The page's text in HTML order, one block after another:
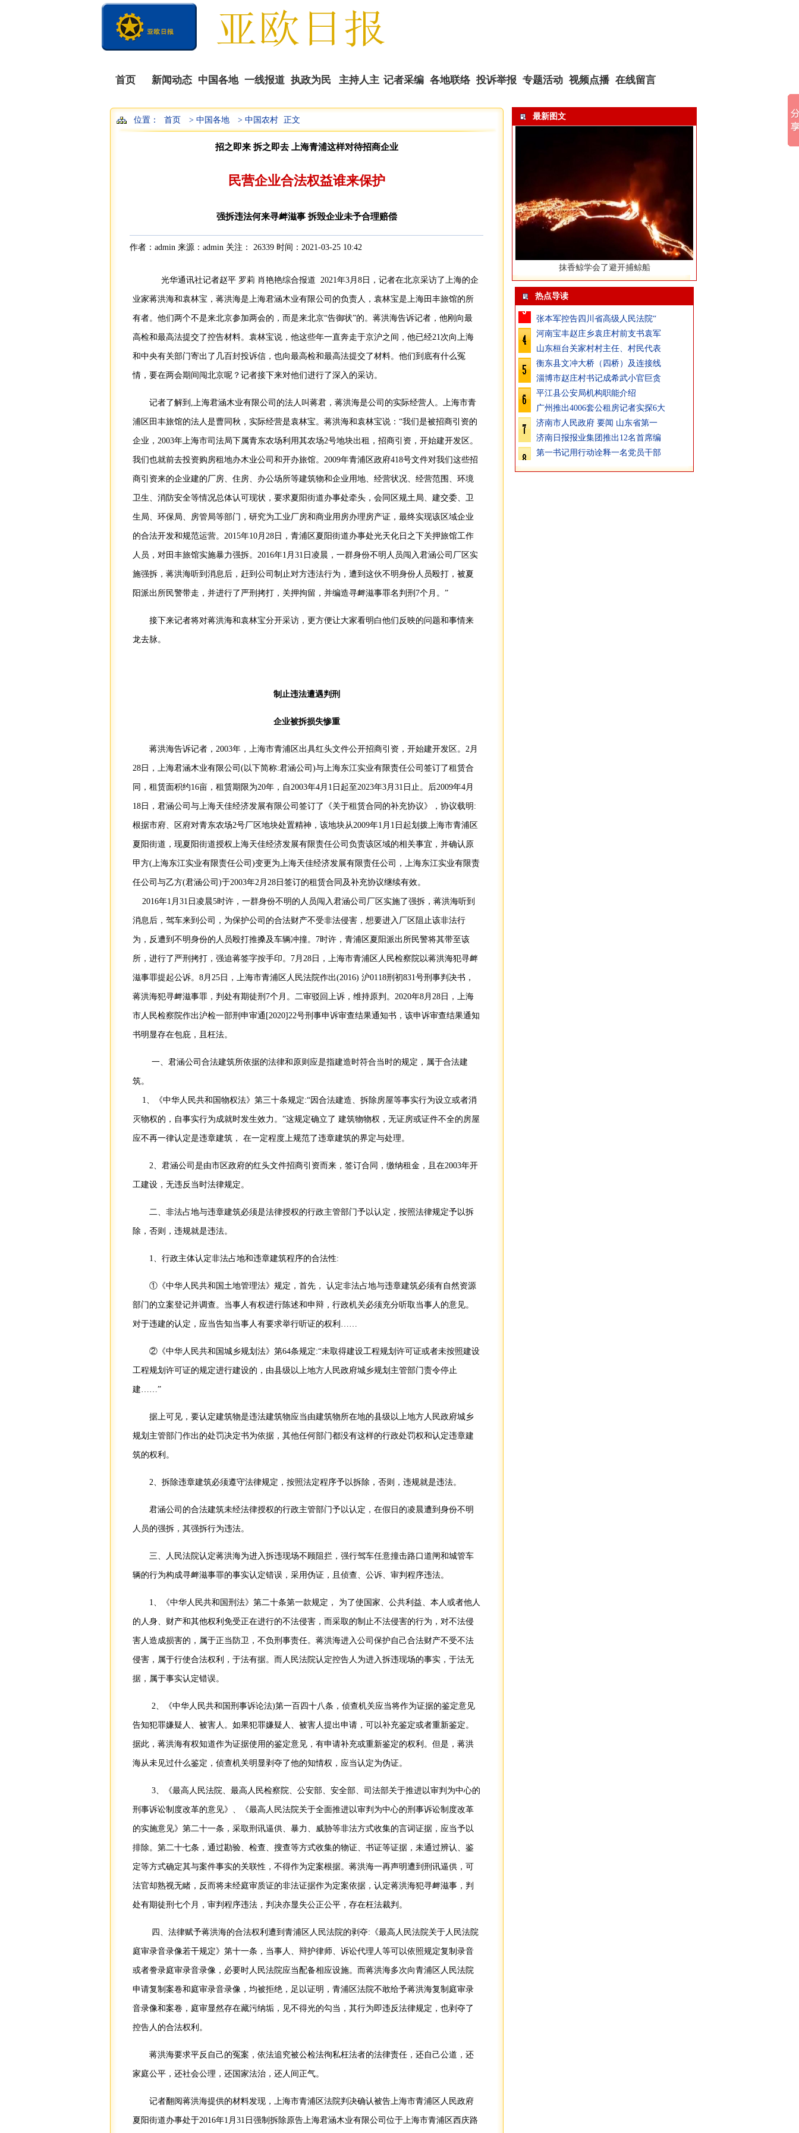
首页 新闻动态 中国各地 一线报道 执政为民 主持人主
播
记者采编 各地联络 投诉举报 专题活动 视频点播 在线留言
位置： 首页 > 中国各地 > 中国农村 正文
招之即来 拆之即去 上海青浦这样对待招商企业
民营企业合法权益谁来保护
强拆违法何来寻衅滋事 拆毁企业未予合理赔偿
作者：admin 来源：admin 关注： 26339 时间：2021-03-25 10:42
光华通讯社记者赵平 罗莉 肖艳艳综合报道 2021年3月8日，记者在北京采访了上海的企
业家蒋洪海和袁林宝，蒋洪海是上海君涵木业有限公司的负责人，袁林宝是上海田丰旅馆的所
有者。他们两个不是来北京参加两会的，而是来北京“告御状”的。蒋洪海告诉记者，他刚向最
高检和最高法提交了控告材料。袁林宝说，他这些年一直奔走于京沪之间，他已经21次向上海
和中央有关部门寄出了几百封投诉信，也向最高检和最高法提交了材料。他们到底有什么冤
情，要在两会期间闯北京呢？记者接下来对他们进行了深入的采访。
记者了解到,上海君涵木业有限公司的法人叫蒋君，蒋洪海是公司的实际经营人。上海市青
浦区田丰旅馆的法人是曹同秋，实际经营是袁林宝。蒋洪海和袁林宝说：“我们是被招商引资的
企业，2003年上海市司法局下属青东农场利用其农场2号地块出租，招商引资，开始建开发区。
我们也就前去投资购房租地办木业公司和开办旅馆。2009年青浦区政府418号文件对我们这些招
商引资来的企业建的厂房、住房、办公场所等建筑物和企业用地、经营状况、经营范围、环境
卫生、消防安全等情况总体认可现状，要求夏阳街道办事处牵头，会同区规土局、建交委、卫
生局、环保局、房管局等部门，研究为工业厂房和商业用房办理房产证，最终实现该区域企业
的合法开发和规范运营。2015年10月28日，青浦区夏阳街道办事处光天化日之下关押旅馆工作
人员，对田丰旅馆实施暴力强拆。2016年1月31日凌晨，一群身份不明人员闯入君涵公司厂区实
施强拆，蒋洪海听到消息后，赶到公司制止对方违法行为，遭到这伙不明身份人员殴打，被夏
阳派出所民警带走，并进行了严刑拷打，关押拘留，并编造寻衅滋事罪名判刑7个月。”
接下来记者将对蒋洪海和袁林宝分开采访，更方便让大家看明白他们反映的问题和事情来
龙去脉。
制止违法遭遇判刑
企业被拆损失惨重
蒋洪海告诉记者，2003年，上海市青浦区出具红头文件公开招商引资，开始建开发区。2月
28日，上海君涵木业有限公司(以下简称:君涵公司)与上海东江实业有限责任公司签订了租赁合
同，租赁面积约16亩，租赁期限为20年，自2003年4月1日起至2023年3月31日止。后2009年4月
18日，君涵公司与上海天佳经济发展有限公司签订了《关于租赁合同的补充协议》，协议载明:
根据市府、区府对青东农场2号厂区地块处置精神，该地块从2009年1月1日起划拨上海市青浦区
夏阳街道，现夏阳街道授权上海天佳经济发展有限责任公司负责该区域的相关事宜，并确认原
甲方(上海东江实业有限责任公司)变更为上海天佳经济发展有限责任公司，上海东江实业有限责
任公司与乙方(君涵公司)于2003年2月28日签订的租赁合同及补充协议继续有效。
2016年1月31日凌晨5时许，一群身份不明的人员闯入君涵公司厂区实施了强拆，蒋洪海听到
消息后，驾车来到公司，为保护公司的合法财产不受非法侵害，想要进入厂区阻止该非法行
为，反遭到不明身份的人员殴打推搡及车辆冲撞。7时许，青浦区夏阳派出所民警将其带至该
所，进行了严刑拷打，强迫蒋签字按手印。7月28日，上海市青浦区人民检察院以蒋洪海犯寻衅
滋事罪提起公诉。8月25日，上海市青浦区人民法院作出(2016) 沪0118刑初831号刑事判决书，
蒋洪海犯寻衅滋事罪，判处有期徒刑7个月。二审驳回上诉，维持原判。2020年8月28日，上海
市人民检察院作出沪检一部刑申审通[2020]22号刑事申诉审查结果通知书，该申诉审查结果通知
书明显存在包庇，且枉法。
一、君涵公司合法建筑所依据的法律和原则应是指建造时符合当时的规定，属于合法建
筑。
1、《中华人民共和国物权法》第三十条规定:“因合法建造、拆除房屋等事实行为设立或者消
灭物权的，自事实行为成就时发生效力。”这规定确立了 建筑物物权，无证房或证件不全的房屋
应不再一律认定是违章建筑， 在一定程度上规范了违章建筑的界定与处理。
2、君涵公司是由市区政府的红头文件招商引资而来，签订合同，缴纳租金，且在2003年开
工建设，无违反当时法律规定。
二、非法占地与违章建筑必须是法律授权的行政主管部门予以认定，按照法律规定予以拆
除，否则，违规就是违法。
1、行政主体认定非法占地和违章建筑程序的合法性:
①《中华人民共和国土地管理法》规定，首先， 认定非法占地与违章建筑必须有自然资源
部门的立案登记并调查。当事人有权进行陈述和申辩，行政机关必须充分听取当事人的意见。
对于违建的认定，应当告知当事人有要求举行听证的权利……
②《中华人民共和国城乡规划法》第64条规定:“未取得建设工程规划许可证或者未按照建设
工程规划许可证的规定进行建设的，由县级以上地方人民政府城乡规划主管部门责令停止
建……”
据上可见，要认定建筑物是违法建筑物应当由建筑物所在地的县级以上地方人民政府城乡
规划主管部门作出的处罚决定书为依据，其他任何部门都没有这样的行政处罚权和认定违章建
筑的权利。
2、拆除违章建筑必须遵守法律规定，按照法定程序予以拆除，否则，违规就是违法。
君涵公司的合法建筑未经法律授权的行政主管部门予以认定，在假日的凌晨遭到身份不明
人员的强拆，其强拆行为违法。
三、人民法院认定蒋洪海为进入拆违现场不顾阻拦，强行驾车任意撞击路口道闸和城管车
辆的行为构成寻衅滋事罪的事实认定错误，采用伪证，且侦查、公诉、审判程序违法。
1、《中华人民共和国刑法》第二十条第一款规定， 为了使国家、公共利益、本人或者他人
的人身、财产和其他权利免受正在进行的不法侵害，而采取的制止不法侵害的行为，对不法侵
害人造成损害的，属于正当防卫，不负刑事责任。蒋洪海进入公司保护自己合法财产不受不法
侵害，属于行使合法权利，于法有据。而人民法院认定控告人为进入拆违现场的事实，于法无
据，属于事实认定错误。
2、《中华人民共和国刑事诉论法)第一百四十八条，侦查机关应当将作为证据的鉴定意见
告知犯罪嫌疑人、被害人。如果犯罪嫌疑人、被害人提出申请，可以补充鉴定或者重新鉴定。
据此，蒋洪海有权知道作为证据使用的鉴定意见，有申请补充或重新鉴定的权利。但是，蒋洪
海从未见过什么鉴定，侦查机关明显剥夺了他的知情权，应当认定为伪证。
3、《最高人民法院、最高人民检察院、公安部、安全部、司法部关于推进以审判为中心的
刑事诉讼制度改革的意见》、《最高人民法院关于全面推进以审判为中心的刑事诉讼制度改革
的实施意见》第二十一条，采取刑讯逼供、暴力、威胁等非法方式收集的言词证据，应当予以
排除。第二十七条，通过勘验、检查、搜查等方式收集的物证、书证等证据，未通过辨认、鉴
定等方式确定其与案件事实的关联性，不得作为定案根据。蒋洪海一再声明遭到刑讯逼供，可
法官却熟视无睹，反而将未经庭审质证的非法证据作为定案依据，认定蒋洪海犯寻衅滋事，判
处有期徒刑七个月，审判程序违法，判决亦显失公正公平，存在枉法裁判。
四、法律赋予蒋洪海的合法权利遭到青浦区人民法院的剥夺:《最高人民法院关于人民法院
庭审录音录像若干规定》第十一条，当事人、辩护律师、诉讼代理人等可以依照规定复制录音
或者誊录庭审录音录像，必要时人民法院应当配备相应设施。而蒋洪海多次向青浦区人民法院
申请复制案卷和庭审录音录像，均被拒绝，足以证明，青浦区法院不敢给予蒋洪海复制庭审录
音录像和案卷，庭审显然存在藏污纳垢，见不得光的勾当，其行为即违反法律规定，也剥夺了
控告人的合法权利。
蒋洪海要求平反自己的冤案，依法追究被公检法徇私枉法者的法律责任，还自己公道，还
家庭公平，还社会公理，还国家法治，还人间正气。
记者翻阅蒋洪海提供的材料发现，上海市青浦区法院判决确认被告上海市青浦区人民政府
夏阳街道办事处于2016年1月31日强制拆除原告上海君涵木业有限公司位于上海市青浦区西庆路
最新图文
抹香鲸学会了避开捕鲸船
热点导读
张本军控告四川省高级人民法院“
河南宝丰赵庄乡袁庄村前支书袁军
山东桓台关家村村主任、村民代表
衡东县文冲大桥（四桥）及连接线
淄博市赵庄村书记成希武小官巨贪
平江县公安局机构职能介绍
广州推出4006套公租房记者实探6大
济南市人民政府 要闻 山东省第一
济南日报报业集团推出12名首席编
第一书记用行动诠释一名党员干部